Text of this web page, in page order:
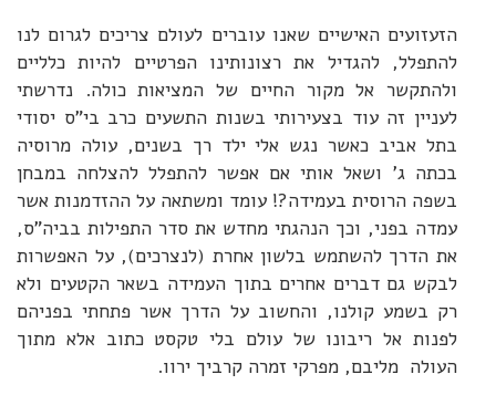
הזעזועים האישיים שאנו עוברים לעולם צריכים לגרום לנו
להתפלל, להגדיל את רצונותינו הפרטיים להיות כלליים
ולהתקשר אל מקור החיים של המציאות כולה. נדרשתי
לעניין זה עוד בצעירותי בשנות התשעים כרב בי"ס יסודי
בתל אביב כאשר נגש אלי ילד רך בשנים, עולה מרוסיה
בכתה ג' ושאל אותי אם אפשר להתפלל להצלחה במבחן
בשפה הרוסית בעמידה?! עומד ומשתאה על ההזדמנות אשר
עמדה בפני, וכך הנהגתי מחדש את סדר התפילות בביה"ס,
את הדרך להשתמש בלשון אחרת (לנצרכים), על האפשרות
לבקש גם דברים אחרים בתוך העמידה בשאר הקטעים ולא
רק בשמע קולנו, והחשוב על הדרך אשר פתחתי בפניהם
לפנות אל ריבונו של עולם בלי טקסט כתוב אלא מתוך
העולה מליבם, מפרקי זמרה קרביך ירוו.